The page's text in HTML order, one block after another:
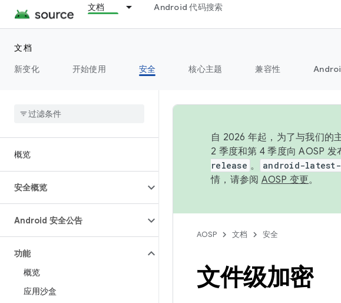
文档 Android 代码搜索
文档
新变化
开始使用 安全 核心主题 兼容性
概览
安全概览
Android 安全公告
功能
概览
应用沙盒
自 2026 年起，为了与我们的
2 季度和第 4 季度向 AOSP
release 。 android-latest-
情，请参阅 AOSP 变更。
AOSP 文档 安全
文件级加密